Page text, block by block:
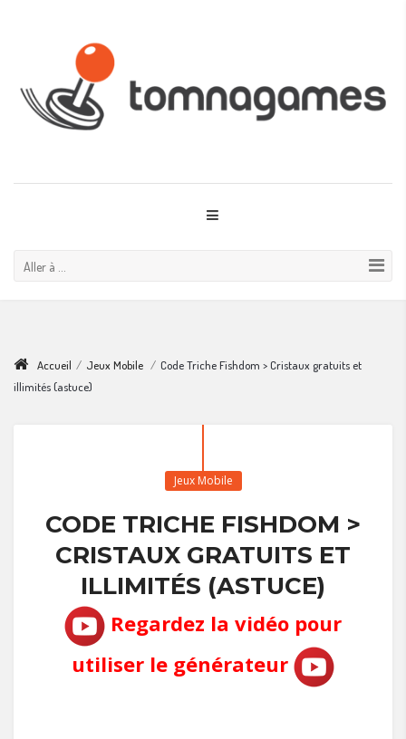
Aller à ...
Accueil / Jeux Mobile / Code Triche Fishdom > Cristaux gratuits et
illimités (astuce)
Jeux Mobile
CODE TRICHE FISHDOM >
CRISTAUX GRATUITS ET
ILLIMITÉS (ASTUCE)
Regardez la vidéo pour
utiliser le générateur